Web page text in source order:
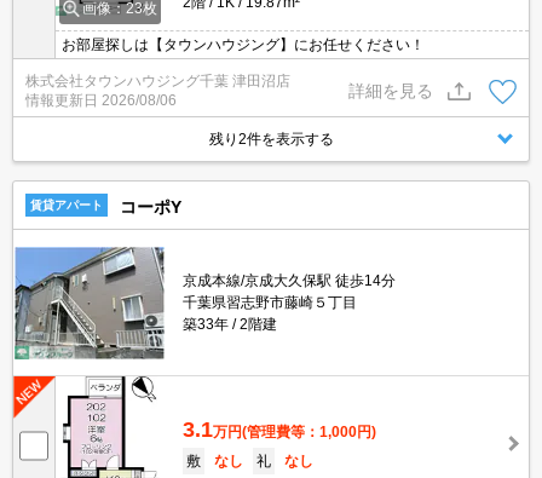
画像：23枚
お部屋探しは【タウンハウジング】にお任せください！
株式会社タウンハウジング千葉 津田沼店
情報更新日 2026/08/06
詳細を見る
残り2件を表示する
賃貸アパート コーポY
京成本線/京成大久保駅 徒歩14分
千葉県習志野市藤崎５丁目
築33年
2階建
3.1万円(管理費等：1,000円)
敷
なし 礼
なし